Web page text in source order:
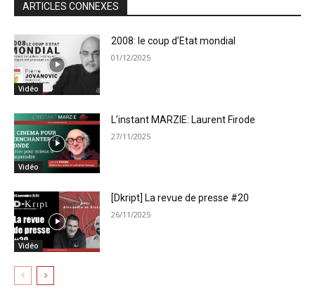
ARTICLES CONNEXES
Vidéo
2008: le coup d’Etat mondial
01/12/2025
Vidéo
L’instant MARZIE: Laurent Firode
27/11/2025
Vidéo
[Dkript] La revue de presse #20
26/11/2025